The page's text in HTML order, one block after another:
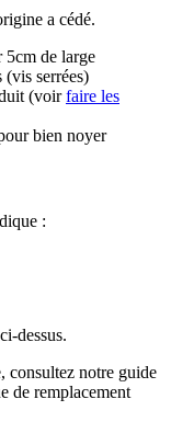
a cédé.
5cm de large
(vis serrées)
(voirfaire les
bien noyer
:
dessus.
consultez notre guide
de remplacement